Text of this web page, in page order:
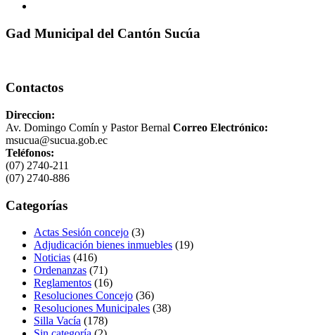
Gad Municipal del Cantón Sucúa
Contactos
Direccion:
Av. Domingo Comín y Pastor Bernal Correo Electrónico:
msucua@sucua.gob.ec
Teléfonos:
(07) 2740-211
(07) 2740-886
Categorías
Actas Sesión concejo (3)
Adjudicación bienes inmuebles (19)
Noticias (416)
Ordenanzas (71)
Reglamentos (16)
Resoluciones Concejo (36)
Resoluciones Municipales (38)
Silla Vacía (178)